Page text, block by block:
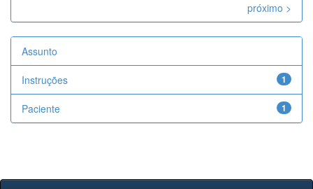
próximo >
Assunto
1
Instruções
1
Paciente